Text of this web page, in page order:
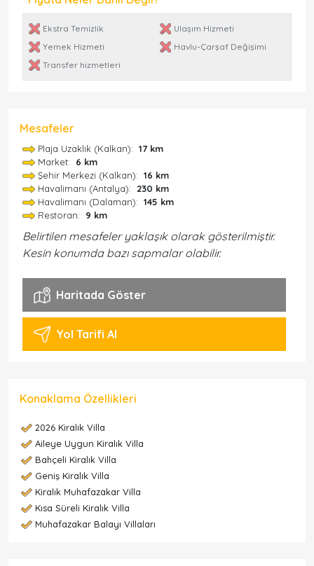
Ekstra Temizlik
Ulaşım Hizmeti
Yemek Hizmeti
Havlu-Çarşaf Değişimi
Transfer hizmetleri
Mesafeler
Plaja Uzaklık (Kalkan): 17 km
Market: 6 km
Şehir Merkezi (Kalkan): 16 km
Havalimanı (Antalya): 230 km
Havalimanı (Dalaman): 145 km
Restoran: 9 km
Belirtilen mesafeler yaklaşık olarak gösterilmiştir.
Kesin konumda bazı sapmalar olabilir.
Haritada Göster
Yol Tarifi Al
Konaklama Özellikleri
2026 Kiralık Villa
Aileye Uygun Kiralık Villa
Bahçeli Kiralık Villa
Geniş Kiralık Villa
Kiralık Muhafazakar Villa
Kısa Süreli Kiralık Villa
Muhafazakar Balayı Villaları